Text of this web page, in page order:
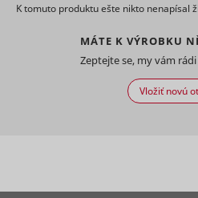
K tomuto produktu ešte nikto nenapísal
MÁTE K VÝROBKU
Zeptejte se, my vám
Vložiť novú